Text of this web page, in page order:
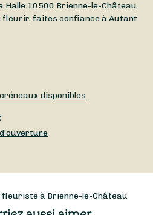
Halle 10500 Brienne-le-Château.
fleurir, faites confiance à Autant
disponibles
à Brienne-le-Château